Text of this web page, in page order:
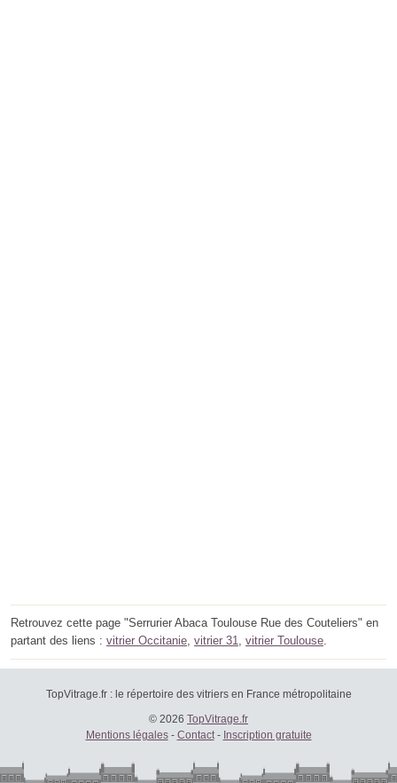
Retrouvez cette page "Serrurier Abaca Toulouse Rue des Couteliers" en
partant des liens : vitrier Occitanie vitrier 31 vitrier Toulouse
TopVitrage.fr : le répertoire des vitriers en France métropolitaine
© 2026 TopVitrage.fr
Mentions légales- Contact- Inscription gratuite